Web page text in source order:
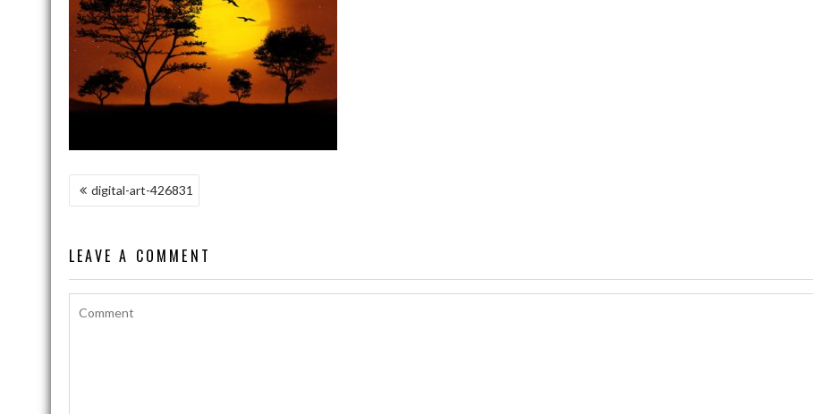
NAWIGACJA
digital-art-426831
LEAVE A COMMENT